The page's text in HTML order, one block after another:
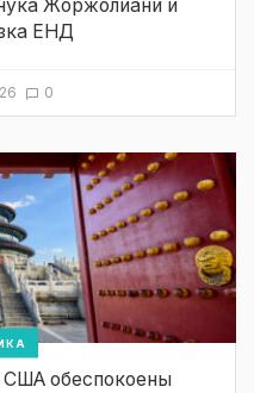
Жоржолиани и
ЕНД
0
США обеспокоены